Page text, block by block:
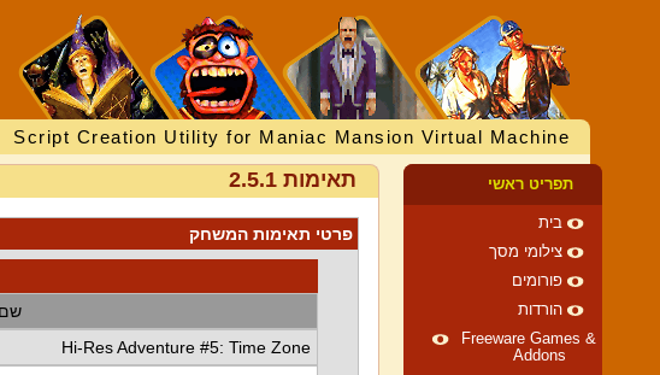
Script Creation Utility for Maniac Mansion Virtual Machine
תאימות 2.5.1
פרטי תאימות המשחק
Hi-Res Adventure #5: Time Zone
תפריט ראשי
בית
צילומי מסך
פורומים
הורדות
Freeware Games &
Addons